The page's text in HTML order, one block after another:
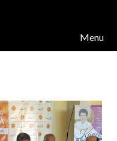
Menu